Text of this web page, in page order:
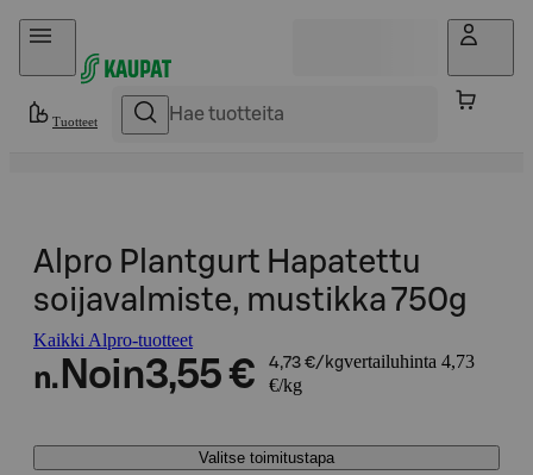
Hyppää sisältöön
Tuotteet
Alpro Plantgurt Hapatettu
soijavalmiste, mustikka 750g
Kaikki Alpro-tuotteet
n. Noin3,55 € 4,73 €/kgvertailuhinta 4,73
€/kg
Valitse toimitustapa